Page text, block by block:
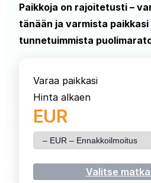
Paikkoja on rajoitetusti –
tänään ja varmista
tunnetuimmista
Varaa paikkasi
Hinta alkaen
EUR
Valitse matka
Valitse